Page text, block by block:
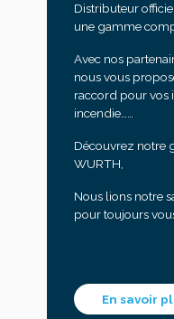
Distributeur
une gamme
Avec nos
nous vous
raccord pour vos
incendie……
Découvrez notre
WURTH,
Nous lions notre
pour toujours
En savoir